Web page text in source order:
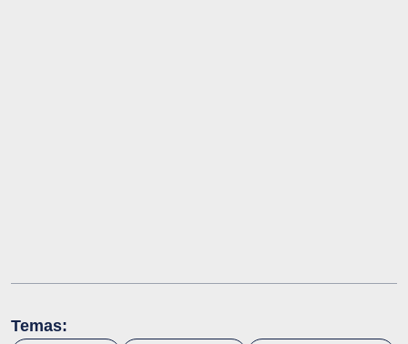
Temas: